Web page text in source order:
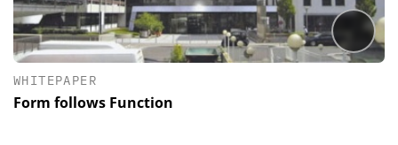
WHITEPAPER
Form follows Function